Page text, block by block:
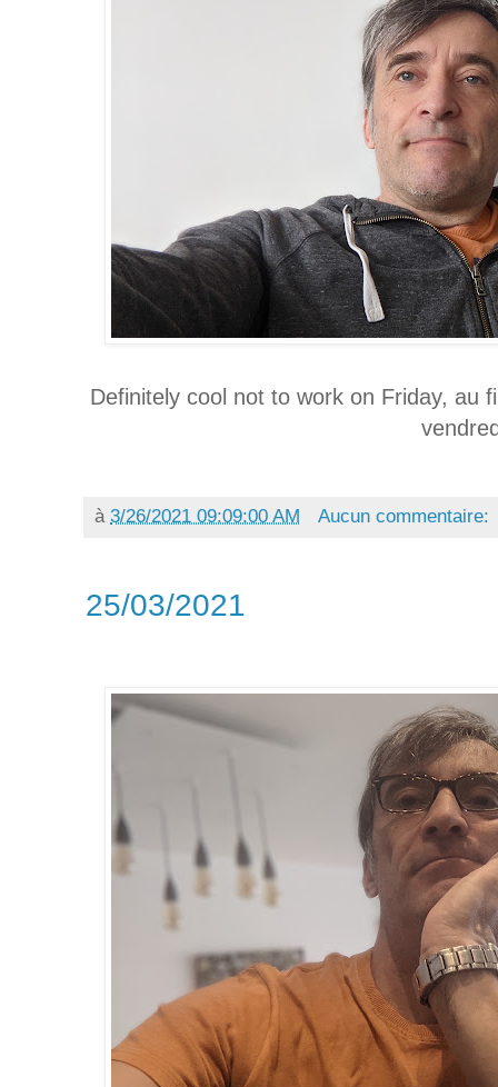
Definitely cool not to work on Friday, au
à 3/26/2021 09:09:00 AM Aucun commentaire:
25/03/2021